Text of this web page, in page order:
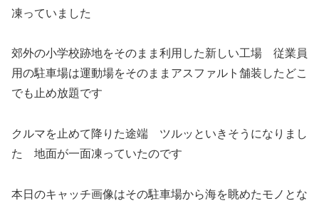
凍っていました
郊外の小学校跡地をそのまま利用した新しい工場 従業員
用の駐車場は運動場をそのままアスファルト舗装したどこ
でも止め放題です
クルマを止めて降りた途端 ツルッといきそうになりまし
た 地面が一面凍っていたのです
本日のキャッチ画像はその駐車場から海を眺めたモノとな